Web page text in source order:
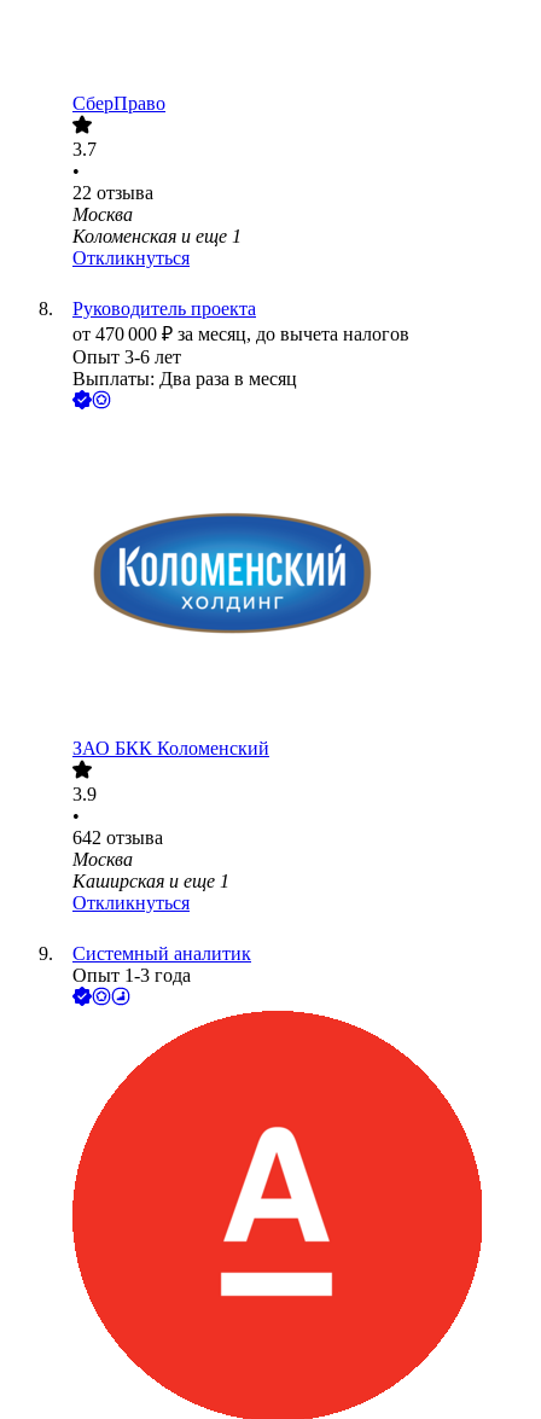
СберПраво
3.7
•
22 отзыва
Москва
Коломенская и еще 1
Откликнуться
Руководитель проекта
от 470 000 ₽ за месяц, до вычета налогов
Опыт 3-6 лет
Выплаты: Два раза в месяц
ЗАО БКК Коломенский
3.9
•
642 отзыва
Москва
Каширская и еще 1
Откликнуться
Системный аналитик
Опыт 1-3 года